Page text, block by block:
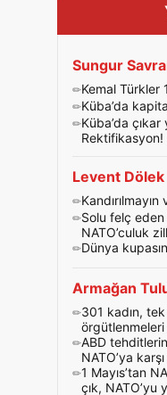
Sungur
Kemal Türkler
Küba’da
Küba’da
Levent Dölek
Solu felç
NATO’culuk
Dünya
Armağan
301 kadın,
örgütlenmeleri
ABD
NATO’ya
1 Mayıs’tan
çık, NATO’yu